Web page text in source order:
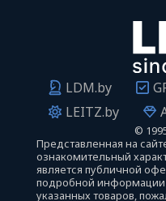
LDM.by
LEITZ.by
©
Представленная на
ознакомительный
является публичной
подробной информации
указанных товаров,